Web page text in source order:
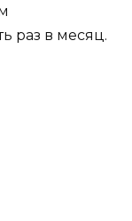
раз в месяц.